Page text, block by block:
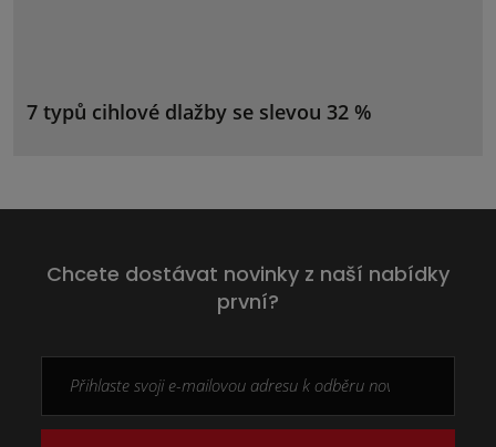
7 typů cihlové dlažby se slevou 32 %
Chcete dostávat novinky z naší nabídky
první?